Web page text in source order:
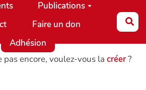
Publications
Faire un don
Adhésion
pas encore, voulez-vous la créer?